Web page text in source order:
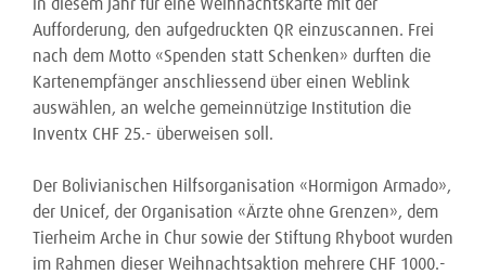
in diesem Jahr für eine Weihnachtskarte mit der
Aufforderung, den aufgedruckten QR einzuscannen. Frei
nach dem Motto «Spenden statt Schenken» durften die
Kartenempfänger anschliessend über einen Weblink
auswählen, an welche gemeinnützige Institution die
Inventx CHF 25.- überweisen soll.
Der Bolivianischen Hilfsorganisation «Hormigon Armado»,
der Unicef, der Organisation «Ärzte ohne Grenzen», dem
Tierheim Arche in Chur sowie der Stiftung Rhyboot wurden
im Rahmen dieser Weihnachtsaktion mehrere CHF 1000.-